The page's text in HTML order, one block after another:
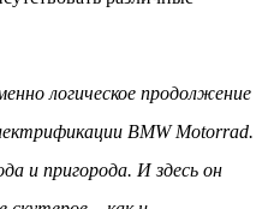
логическое продолжение
BMW Motorrad.
и пригорода. И здесь он